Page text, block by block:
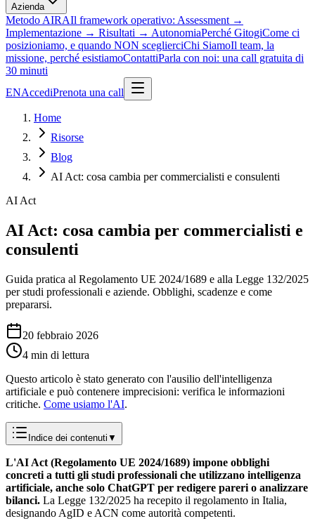
Azienda
Metodo AIRAIl framework operativo: Assessment →
Implementazione → Risultati → AutonomiaPerché GitogiCome ci
posizioniamo, e quando NON sceglierciChi SiamoIl team, la
missione, perché esistiamoContattiParla con noi: una call gratuita di
30 minuti
ENAccediPrenota una call
Home
Risorse
Blog
AI Act: cosa cambia per commercialisti e consulenti
AI Act
AI Act: cosa cambia per commercialisti e
consulenti
Guida pratica al Regolamento UE 2024/1689 e alla Legge 132/2025
per studi professionali e aziende. Obblighi, scadenze e come
prepararsi.
20 febbraio 2026
4 min di lettura
Questo articolo è stato generato con l'ausilio dell'intelligenza
artificiale e può contenere imprecisioni: verifica le informazioni
critiche. Come usiamo l'AI.
Indice dei contenuti ▼
L'AI Act (Regolamento UE 2024/1689) impone obblighi
concreti a tutti gli studi professionali che utilizzano intelligenza
artificiale, anche solo ChatGPT per redigere pareri o analizzare
bilanci. La Legge 132/2025 ha recepito il regolamento in Italia,
designando AgID e ACN come autorità competenti.